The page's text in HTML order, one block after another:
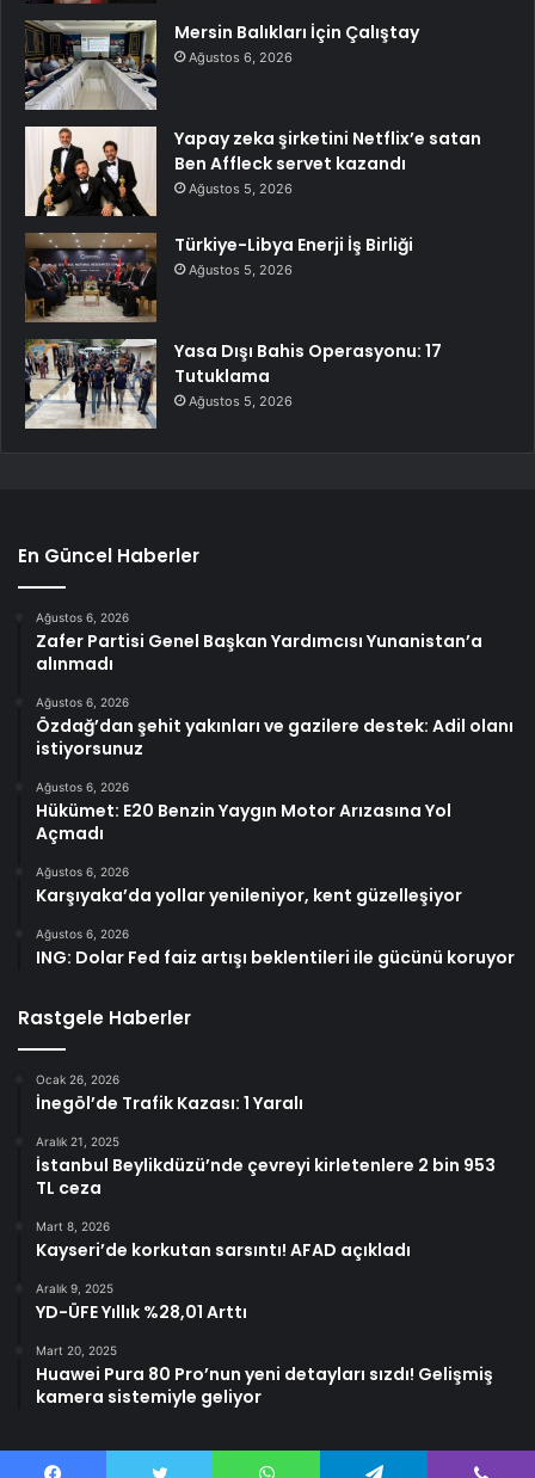
Mersin Balıkları İçin Çalıştay
Ağustos 6, 2026
Yapay zeka şirketini Netflix’e satan
Ben Affleck servet kazandı
Ağustos 5, 2026
Türkiye-Libya Enerji İş Birliği
Ağustos 5, 2026
Yasa Dışı Bahis Operasyonu: 17
Tutuklama
Ağustos 5, 2026
En Güncel Haberler
Ağustos 6, 2026
Zafer Partisi Genel Başkan Yardımcısı Yunanistan’a
alınmadı
Ağustos 6, 2026
Özdağ’dan şehit yakınları ve gazilere destek: Adil olanı
istiyorsunuz
Ağustos 6, 2026
Hükümet: E20 Benzin Yaygın Motor Arızasına Yol
Açmadı
Ağustos 6, 2026
Karşıyaka’da yollar yenileniyor, kent güzelleşiyor
Ağustos 6, 2026
ING: Dolar Fed faiz artışı beklentileri ile gücünü koruyor
Rastgele Haberler
Ocak 26, 2026
İnegöl’de Trafik Kazası: 1 Yaralı
Aralık 21, 2025
İstanbul Beylikdüzü’nde çevreyi kirletenlere 2 bin 953
TL ceza
Mart 8, 2026
Kayseri’de korkutan sarsıntı! AFAD açıkladı
Aralık 9, 2025
YD-ÜFE Yıllık %28,01 Arttı
Mart 20, 2025
Huawei Pura 80 Pro’nun yeni detayları sızdı! Gelişmiş
kamera sistemiyle geliyor